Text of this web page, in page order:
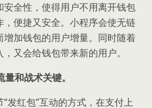
安全性，使得用户不用离开钱包
便捷又安全。小程序会使无链
加钱包的用户增量。同时随着
又会给钱包带来新的用户。
和战术关键。
发红包”互动的方式，在支付上